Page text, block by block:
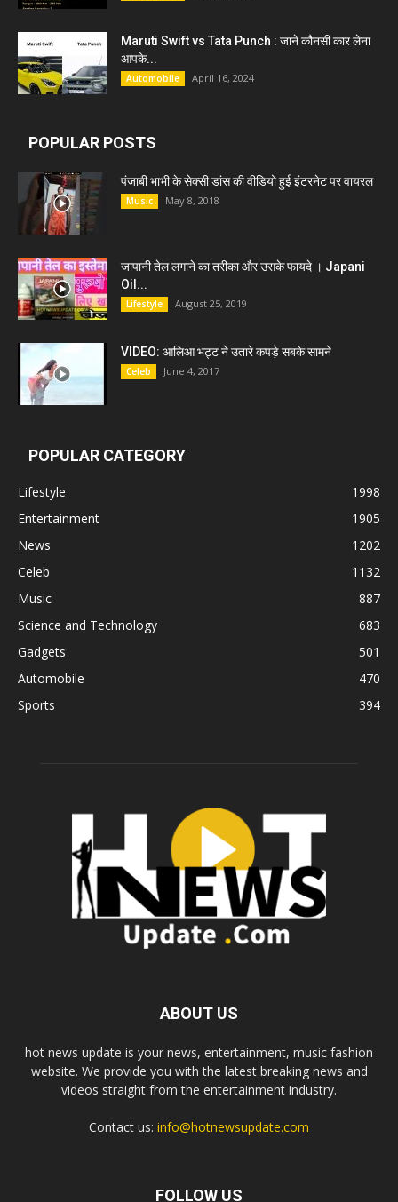
Maruti Swift vs Tata Punch : जाने कौनसी कार लेना
आपके...
Automobile April 16, 2024
POPULAR POSTS
पंजाबी भाभी के सेक्सी डांस की वीडियो हुई इंटरनेट पर वायरल
Music May 8, 2018
जापानी तेल लगाने का तरीका और उसके फायदे । Japani
Oil...
Lifestyle August 25, 2019
VIDEO: आलिआ भट्ट ने उतारे कपड़े सबके सामने
Celeb June 4, 2017
POPULAR CATEGORY
Lifestyle
1998
Entertainment
1905
News
1202
Celeb
1132
Music
887
Science and Technology
683
Gadgets
501
Automobile
470
Sports
394
ABOUT US
hot news update is your news, entertainment, music fashion
website. We provide you with the latest breaking news and
videos straight from the entertainment industry.
Contact us: info@hotnewsupdate.com
FOLLOW US